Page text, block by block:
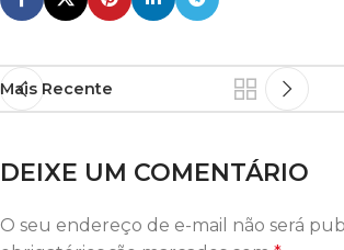
Mais Recente
DEIXE UM COMENTÁRIO
O seu endereço de e-mail não será